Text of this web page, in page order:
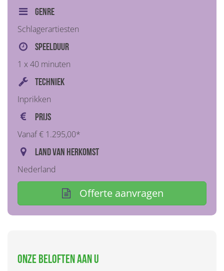
Genre
Schlagerartiesten
Speelduur
1 x 40 minuten
Techniek
Inprikken
Prijs
Vanaf € 1.295,00*
Land van herkomst
Nederland
Offerte aanvragen
Onze beloften aan u